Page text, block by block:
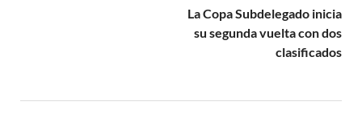
La Copa Subdelegado inicia
su segunda vuelta con dos
clasificados